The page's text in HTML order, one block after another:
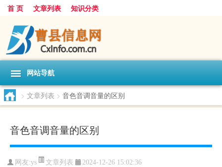
首 页 文章列表 知识分类
网站导航
> 文章列表 > 音色音调音量的区别
音色音调音量的区别
网友:ys 文章列表 2024-12-26 15:02:36